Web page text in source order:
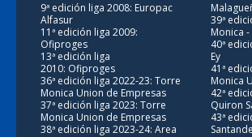
9ª edición liga 2008: Europac
Alfasur
11ª edición liga 2009:
Ofiproges
13ª edición liga
2010: Ofiproges
36ª edición liga 2022-23: Torre
Monica Union de Empresas
37ª edición liga 2023: Torre
Monica Union de Empresas
38ª edición liga 2023-24: Area
39ª
Monica
40ª
Ey
41ª
Monica
42ª
Quiron
43ª